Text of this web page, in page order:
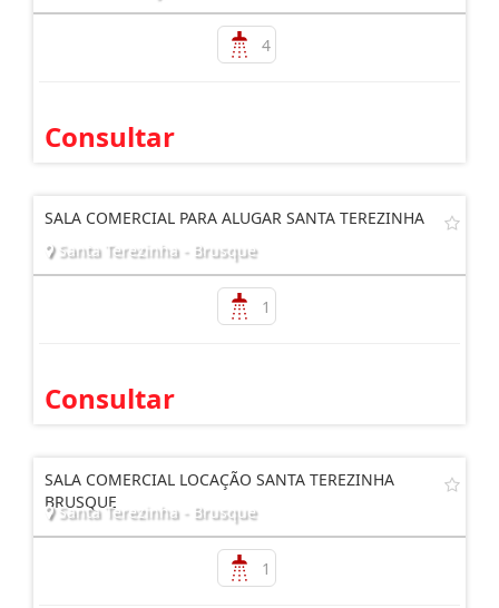
4
Consultar
SALA COMERCIAL PARA ALUGAR SANTA TEREZINHA
Santa Terezinha - Brusque
1
Consultar
SALA COMERCIAL LOCAÇÃO SANTA TEREZINHA
BRUSQUE
Santa Terezinha - Brusque
1